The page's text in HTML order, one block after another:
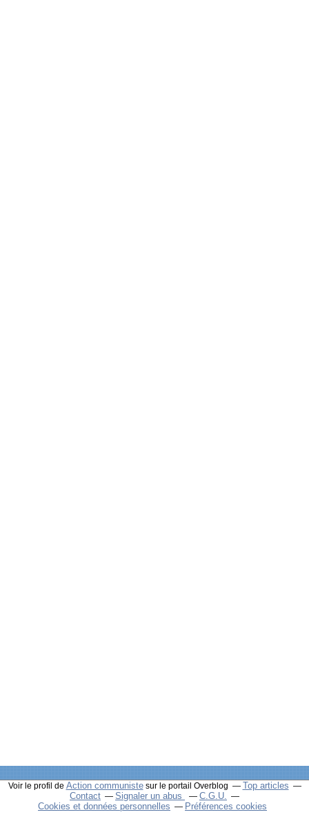
Voir le profil de Action communistesur le portail Overblog
Top articles
Contact
Signaler un abus
C.G.U.
Cookies et données personnelles
Préférences cookies